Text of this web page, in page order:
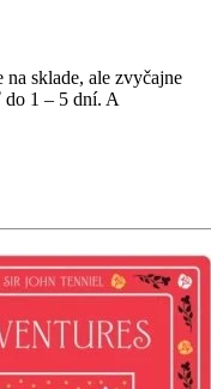
na sklade, ale zvyčajne
do 1 – 5 dní. A